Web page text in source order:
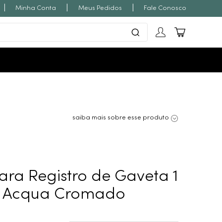
Minha Conta Meus Pedidos Fale Conosco
saiba mais sobre esse produto
Registro de Gaveta 1
Acqua Cromado